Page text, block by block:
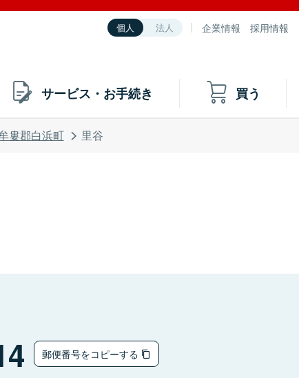
個人 法人 企業情報 採用情報
サービス・お手続き 買う
婁郡白浜町 里谷
郵便番号をコピーする